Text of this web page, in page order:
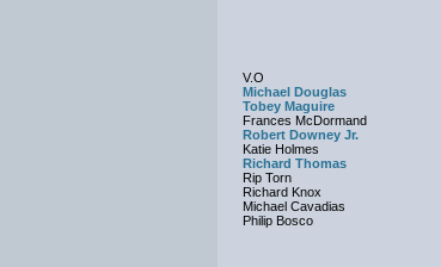
V.O
Michael Douglas
Tobey Maguire
Frances McDormand
Robert Downey Jr.
Katie Holmes
Richard Thomas
Rip Torn
Richard Knox
Michael Cavadias
Philip Bosco